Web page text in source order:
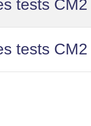
tests CM2
tests CM2